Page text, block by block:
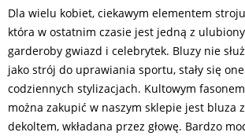
Dla wielu kobiet, ciekawym elementem
która w ostatnim czasie jest jedną z
garderoby gwiazd i celebrytek. Bluzy nie
jako strój do uprawiania sportu, stały się
codziennych stylizacjach. Kultowym
można zakupić w naszym sklepie jest bluza z
dekoltem, wkładana przez głowę. Bardzo